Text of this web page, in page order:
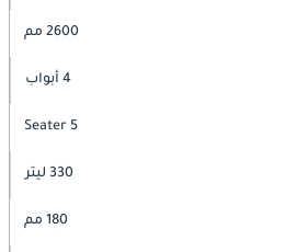
2600 مم
4 أبواب
5 Seater
330 ليتر
180 مم